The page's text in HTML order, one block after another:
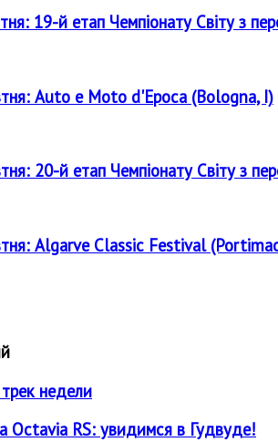
19-й етап Чемпіонату Світу з
Auto e Moto d'Epoca (Bologna, I)
20-й етап Чемпіонату Світу з
Algarve Classic Festival
недели
Octavia RS: увидимся в Гудвуде!